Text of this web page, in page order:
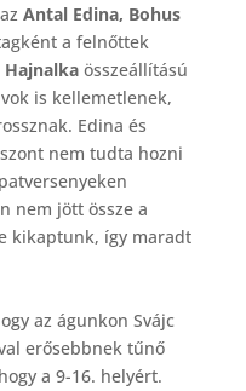
Antal Edina, Bohus
a felnőttek
Hajnalka összeállítású
is kellemetlenek,
Edina és
nem tudta hozni
nem jött össze a
kikaptunk, így maradt
az águnkon Svájc
erősebbnek tűnő
a 9-16. helyért.